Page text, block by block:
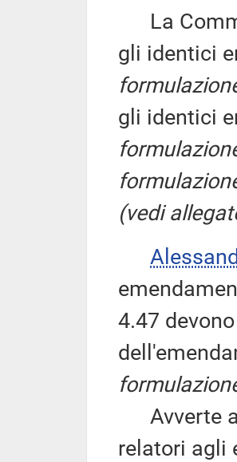
La
gli identici
gli identici
(vedi
4.47
Avverte
relatori agli